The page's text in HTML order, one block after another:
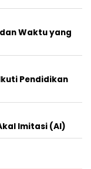
Waktu yang
Pendidikan
Imitasi (AI)